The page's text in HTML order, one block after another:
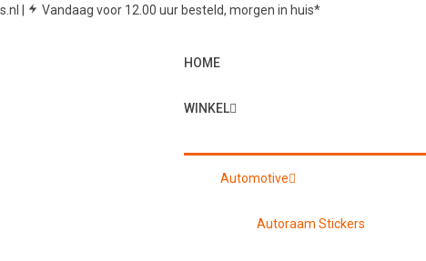
Vandaag voor 12.00 uur besteld, morgen in huis*
HOME
WINKEL
Automotive
Autoraam Stickers